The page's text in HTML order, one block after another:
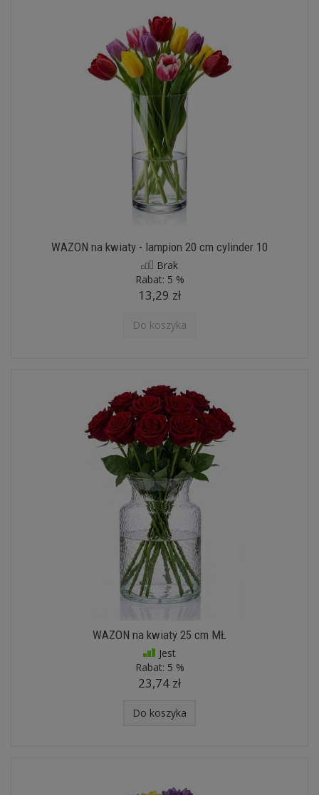
WAZON na kwiaty - lampion 20 cm cylinder 10
Brak
Rabat: 5 %
13,29 zł
Do koszyka
WAZON na kwiaty 25 cm MŁ
Jest
Rabat: 5 %
23,74 zł
Do koszyka